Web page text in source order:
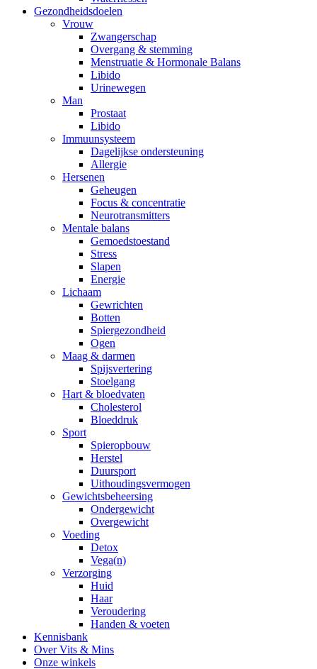
Gezondheidsdoelen
Vrouw
Zwangerschap
Overgang & stemming
Menstruatie & Hormonale Balans
Libido
Urinewegen
Man
Prostaat
Libido
Immuunsysteem
Dagelijkse ondersteuning
Allergie
Hersenen
Geheugen
Focus & concentratie
Neurotransmitters
Mentale balans
Gemoedstoestand
Stress
Slapen
Energie
Lichaam
Gewrichten
Botten
Spiergezondheid
Ogen
Maag & darmen
Spijsvertering
Stoelgang
Hart & bloedvaten
Cholesterol
Bloeddruk
Sport
Spieropbouw
Herstel
Duursport
Uithoudingsvermogen
Gewichtsbeheersing
Ondergewicht
Overgewicht
Voeding
Detox
Vega(n)
Verzorging
Huid
Haar
Veroudering
Handen & voeten
Kennisbank
Over Vits & Mins
Onze winkels